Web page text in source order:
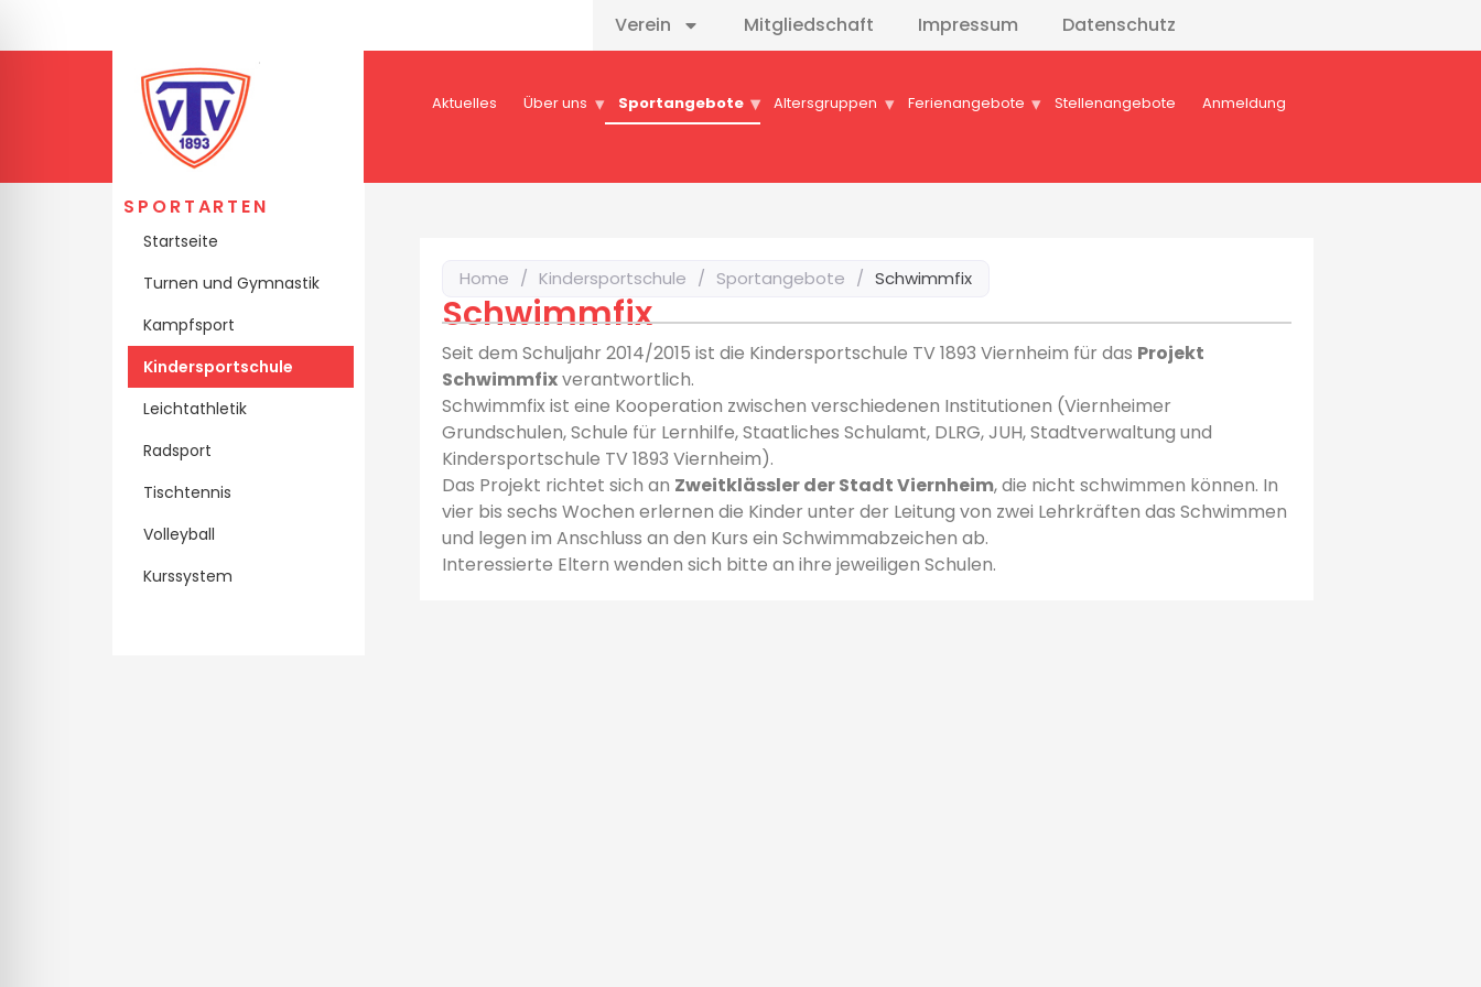
Verein Mitgliedschaft Impressum Datenschutz
Aktuelles Über uns Sportangebote Altersgruppen Ferienangebote Stellenangebote Anmeldung
SPORTARTEN
Startseite
Turnen und Gymnastik
Kampfsport
Kindersportschule
Leichtathletik
Radsport
Tischtennis
Volleyball
Kurssystem
Home / Kindersportschule / Sportangebote / Schwimmfix
Schwimmfix
Seit dem Schuljahr 2014/2015 ist die Kindersportschule TV 1893 Viernheim für das Projekt
Schwimmfixverantwortlich.
Schwimmfix ist eine Kooperation zwischen verschiedenen Institutionen (Viernheimer
Grundschulen, Schule für Lernhilfe, Staatliches Schulamt, DLRG, JUH, Stadtverwaltung und
Kindersportschule TV 1893 Viernheim).
Das Projekt richtet sich an Zweitklässler der Stadt Viernheim, die nicht schwimmen können. In
vier bis sechs Wochen erlernen die Kinder unter der Leitung von zwei Lehrkräften das Schwimmen
und legen im Anschluss an den Kurs ein Schwimmabzeichen ab.
Interessierte Eltern wenden sich bitte an ihre jeweiligen Schulen.
Modus
freundlicher Modus